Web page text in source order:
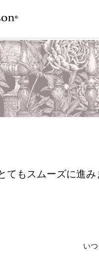
てもスムーズに進み
い